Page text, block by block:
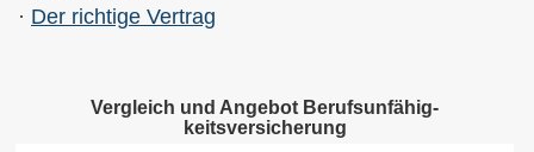
· Der richtige Vertrag
Vergleich und Angebot Berufs­unfähig­
keitsversicherung